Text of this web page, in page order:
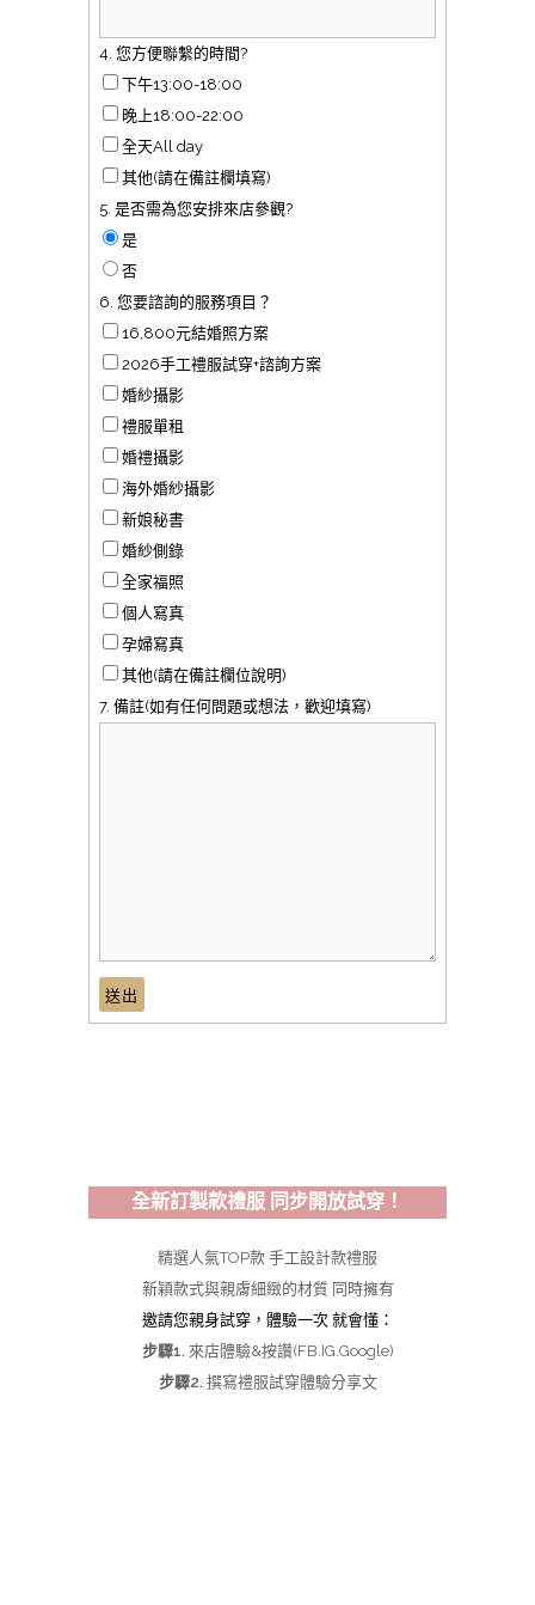
4. 您方便聯繫的時間?
下午13:00-18:00
晚上18:00-22:00
全天All day
其他(請在備註欄填寫)
5. 是否需為您安排來店參觀?
是
否
6. 您要諮詢的服務項目？
16,800元結婚照方案
2026手工禮服試穿+諮詢方案
婚紗攝影
禮服單租
婚禮攝影
海外婚紗攝影
新娘秘書
婚紗側錄
全家福照
個人寫真
孕婦寫真
其他(請在備註欄位說明)
7. 備註(如有任何問題或想法，歡迎填寫)
全新訂製款禮服 同步開放試穿！
精選人氣TOP款 手工設計款禮服
新穎款式與親膚細緻的材質 同時擁有
邀請您親身試穿，體驗一次 就會懂：
步驟1. 來店體驗&按讚(FB.IG.Google)
步驟2. 撰寫禮服試穿體驗分享文